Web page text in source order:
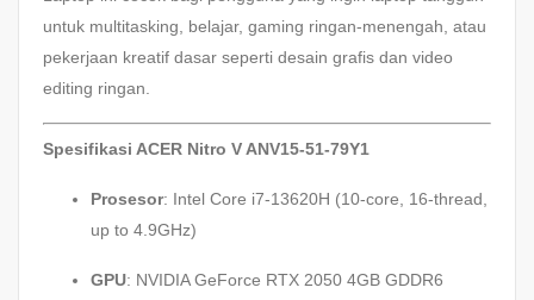
untuk multitasking, belajar, gaming ringan-menengah, atau
pekerjaan kreatif dasar seperti desain grafis dan video
editing ringan.
Spesifikasi ACER Nitro V ANV15-51-79Y1
Prosesor: Intel Core i7-13620H (10-core, 16-thread,
up to 4.9GHz)
GPU: NVIDIA GeForce RTX 2050 4GB GDDR6